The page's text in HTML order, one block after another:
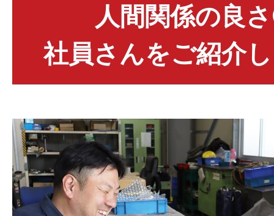
人間関係の良
社員さんをご紹介